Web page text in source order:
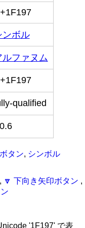
ンボル
ルファヌム
qualified
ボタン, シンボル
, 🔽 下向き矢印ボタン ,
'1F197' で表